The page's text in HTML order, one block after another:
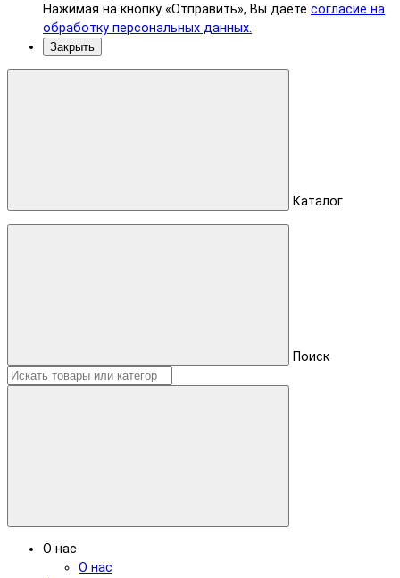
Нажимая на кнопку «Отправить», Вы даете согласие на
обработку персональных данных.
Закрыть
Каталог
Поиск
О нас
О нас